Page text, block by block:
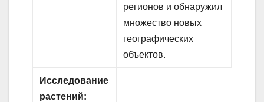
регионов и обнаружил
множество новых
географических
объектов.
Исследование
растений: